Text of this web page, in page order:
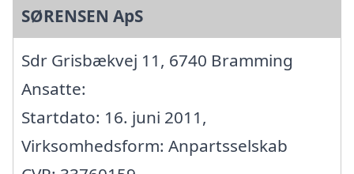
SØRENSEN ApS
Sdr Grisbækvej 11, 6740 Bramming
Ansatte:
Startdato: 16. juni 2011,
Virksomhedsform: Anpartsselskab